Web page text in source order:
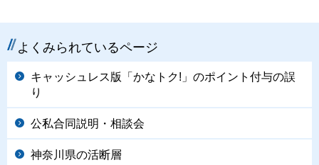
よくみられているページ
キャッシュレス版「かなトク!」のポイント付与の誤
り
公私合同説明・相談会
神奈川県の活断層